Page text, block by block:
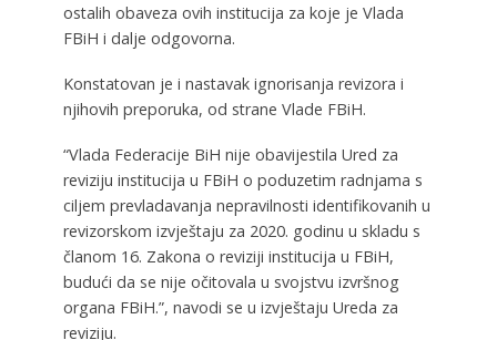
ostalih obaveza ovih institucija za koje je Vlada
FBiH i dalje odgovorna.
Konstatovan je i nastavak ignorisanja revizora i
njihovih preporuka, od strane Vlade FBiH.
“Vlada Federacije BiH nije obavijestila Ured za
reviziju institucija u FBiH o poduzetim radnjama s
ciljem prevladavanja nepravilnosti identifikovanih u
revizorskom izvještaju za 2020. godinu u skladu s
članom 16. Zakona o reviziji institucija u FBiH,
budući da se nije očitovala u svojstvu izvršnog
organa FBiH.”, navodi se u izvještaju Ureda za
reviziju.